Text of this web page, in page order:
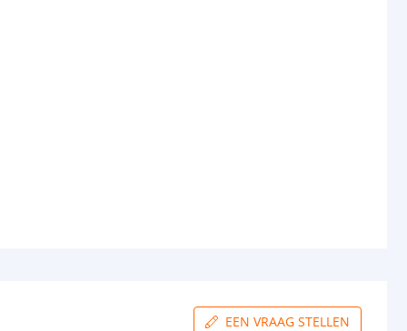
EEN VRAAG STELLEN